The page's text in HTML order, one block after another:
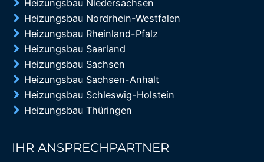
Heizungsbau Niedersachsen
Heizungsbau Nordrhein-Westfalen
Heizungsbau Rheinland-Pfalz
Heizungsbau Saarland
Heizungsbau Sachsen
Heizungsbau Sachsen-Anhalt
Heizungsbau Schleswig-Holstein
Heizungsbau Thüringen
IHR ANSPRECHPARTNER